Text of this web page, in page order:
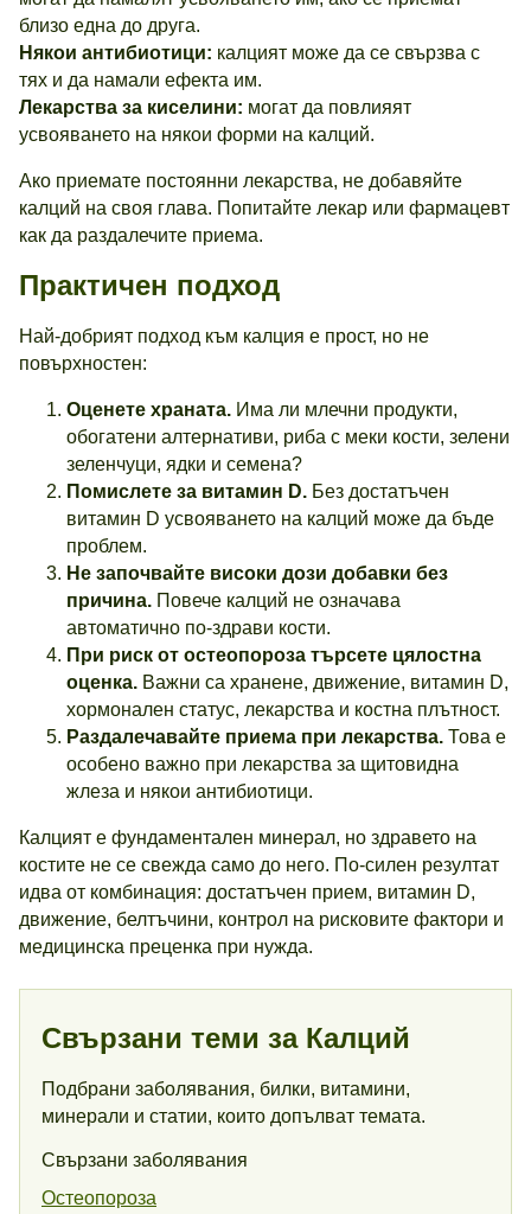
близо една до друга.
Някои антибиотици: калцият може да се свързва с
тях и да намали ефекта им.
Лекарства за киселини: могат да повлияят
усвояването на някои форми на калций.
Ако приемате постоянни лекарства, не добавяйте
калций на своя глава. Попитайте лекар или фармацевт
как да раздалечите приема.
Практичен подход
Най-добрият подход към калция е прост, но не
повърхностен:
Оценете храната. Има ли млечни продукти,
обогатени алтернативи, риба с меки кости, зелени
зеленчуци, ядки и семена?
Помислете за витамин D. Без достатъчен
витамин D усвояването на калций може да бъде
проблем.
Не започвайте високи дози добавки без
причина. Повече калций не означава
автоматично по-здрави кости.
При риск от остеопороза търсете цялостна
оценка. Важни са хранене, движение, витамин D,
хормонален статус, лекарства и костна плътност.
Раздалечавайте приема при лекарства. Това е
особено важно при лекарства за щитовидна
жлеза и някои антибиотици.
Калцият е фундаментален минерал, но здравето на
костите не се свежда само до него. По-силен резултат
идва от комбинация: достатъчен прием, витамин D,
движение, белтъчини, контрол на рисковите фактори и
медицинска преценка при нужда.
Свързани теми за Калций
Подбрани заболявания, билки, витамини,
минерали и статии, които допълват темата.
Свързани заболявания
Остеопороза